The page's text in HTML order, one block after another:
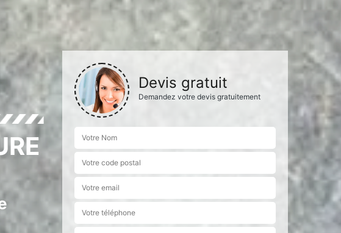
Devis gratuit
Demandez votre devis gratuitement